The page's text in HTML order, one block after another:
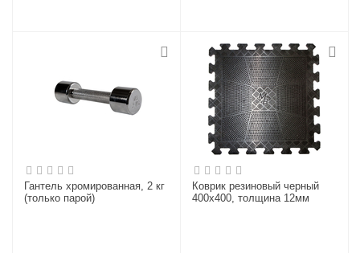
Гантель хромированная, 2 кг
(только парой)
Коврик резиновый черный
400х400, толщина 12мм